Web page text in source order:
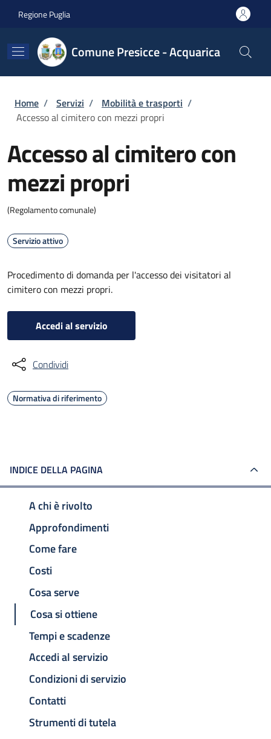
Regione Puglia
Comune Presicce - Acquarica
Briciole di pane
Home / Servizi / Mobilità e trasporti /
Accesso al cimitero con mezzi propri
Accesso al cimitero con
mezzi propri
(Regolamento comunale)
Servizio attivo
Procedimento di domanda per l'accesso dei visitatori al
cimitero con mezzi propri.
Accedi al servizio
Condividi
Normativa di riferimento
INDICE DELLA PAGINA
A chi è rivolto
Approfondimenti
Come fare
Costi
Cosa serve
Cosa si ottiene
Tempi e scadenze
Accedi al servizio
Condizioni di servizio
Contatti
Strumenti di tutela